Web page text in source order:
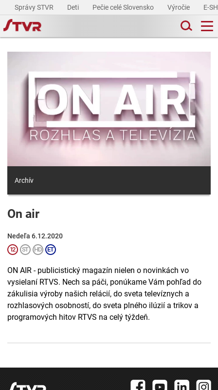
Správy STVR Deti Pečie celé Slovensko Výročie E-
Archív
On air
Nedeľa 6.12.2020
ON AIR - publicistický magazín nielen o novinkách vo
vysielaní RTVS. Nech sa páči, ponúkame Vám pohľad do
zákulisia výroby našich relácií, do sveta televíznych a
rozhlasových osobností, do sveta plného ilúzií a trikov a
programových hitov RTVS na celý týždeň.